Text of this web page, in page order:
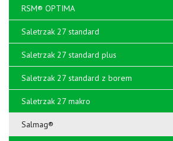
RSM® OPTIMA
Saletrzak 27 standard
Saletrzak 27 standard plus
Saletrzak 27 standard z borem
Saletrzak 27 makro
Salmag®